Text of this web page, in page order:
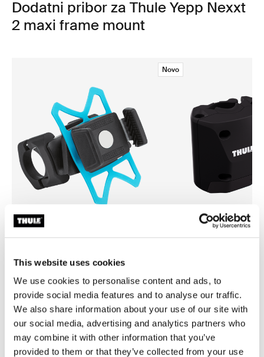
This website uses cookies
We use cookies to personalise content and ads, to
provide social media features and to analyse our traffic.
We also share information about your use of our site with
our social media, advertising and analytics partners who
may combine it with other information that you’ve
provided to them or that they’ve collected from your use
Dodatni pribor za Thule Yepp Nexxt
2 maxi frame mount
nosač pametnog telefona za bicikl
crne boje
Novo